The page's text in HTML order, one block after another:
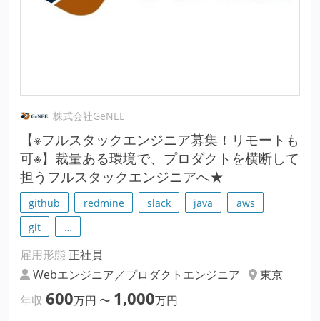
株式会社GeNEE
【※フルスタックエンジニア募集！リモートも
可※】裁量ある環境で、プロダクトを横断して
担うフルスタックエンジニアへ★
github redmine slack java
aws
git
…
雇用形態 正社員
Webエンジニア／プロダクトエンジニア
東京
年収 600万円 〜 1,000万円